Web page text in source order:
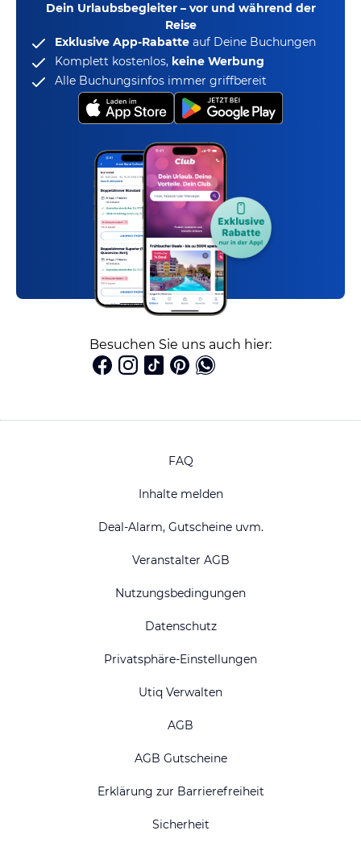
Dein Urlaubsbegleiter – vor und während der
Reise
Exklusive App-Rabatte auf Deine Buchungen
Komplett kostenlos, keine Werbung
Alle Buchungsinfos immer griffbereit
Besuchen Sie uns auch hier:
FAQ
Inhalte melden
Deal-Alarm, Gutscheine uvm.
Veranstalter AGB
Nutzungsbedingungen
Datenschutz
Privatsphäre-Einstellungen
Utiq Verwalten
AGB
AGB Gutscheine
Erklärung zur Barrierefreiheit
Sicherheit